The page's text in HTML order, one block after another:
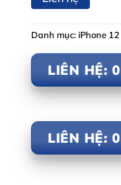
Danh mục:iPhone 12
LIÊN HỆ:
LIÊN HỆ: